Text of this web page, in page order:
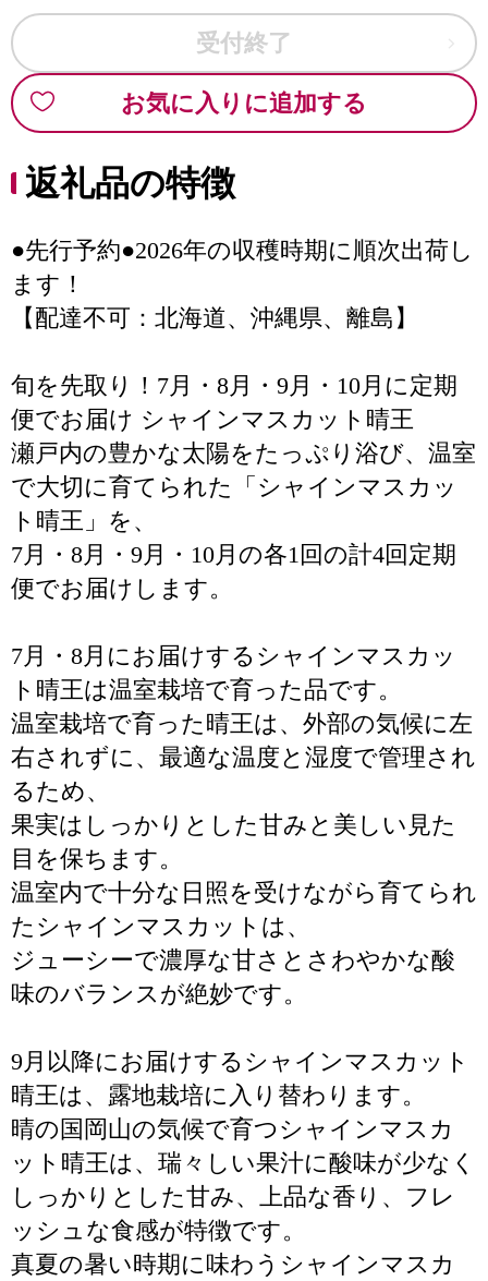
受付終了
お気に入りに追加する
返礼品の特徴
●先行予約●2026年の収穫時期に順次出荷し
ます！
【配達不可：北海道、沖縄県、離島】
旬を先取り！7月・8月・9月・10月に定期
便でお届け シャインマスカット晴王
瀬戸内の豊かな太陽をたっぷり浴び、温室
で大切に育てられた「シャインマスカッ
ト晴王」を、
7月・8月・9月・10月の各1回の計4回定期
便でお届けします。
7月・8月にお届けするシャインマスカッ
ト晴王は温室栽培で育った品です。
温室栽培で育った晴王は、外部の気候に左
右されずに、最適な温度と湿度で管理され
るため、
果実はしっかりとした甘みと美しい見た
目を保ちます。
温室内で十分な日照を受けながら育てられ
たシャインマスカットは、
ジューシーで濃厚な甘さとさわやかな酸
味のバランスが絶妙です。
9月以降にお届けするシャインマスカット
晴王は、露地栽培に入り替わります。
晴の国岡山の気候で育つシャインマスカ
ット晴王は、瑞々しい果汁に酸味が少なく
しっかりとした甘み、上品な香り、フレ
ッシュな食感が特徴です。
真夏の暑い時期に味わうシャインマスカ